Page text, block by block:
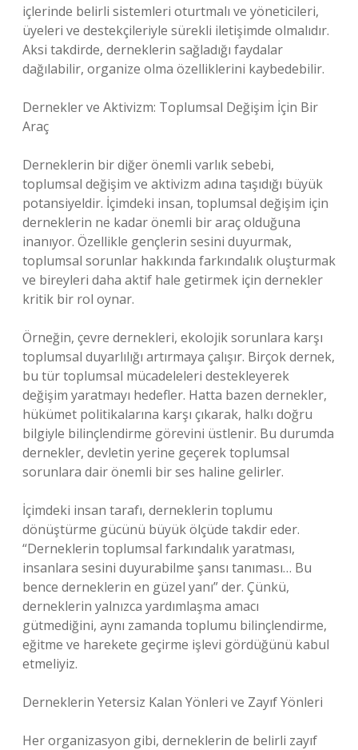
içlerinde belirli sistemleri oturtmalı ve yöneticileri,
üyeleri ve destekçileriyle sürekli iletişimde olmalıdır.
Aksi takdirde, derneklerin sağladığı faydalar
dağılabilir, organize olma özelliklerini kaybedebilir.
Dernekler ve Aktivizm: Toplumsal Değişim İçin Bir
Araç
Derneklerin bir diğer önemli varlık sebebi,
toplumsal değişim ve aktivizm adına taşıdığı büyük
potansiyeldir. İçimdeki insan, toplumsal değişim için
derneklerin ne kadar önemli bir araç olduğuna
inanıyor. Özellikle gençlerin sesini duyurmak,
toplumsal sorunlar hakkında farkındalık oluşturmak
ve bireyleri daha aktif hale getirmek için dernekler
kritik bir rol oynar.
Örneğin, çevre dernekleri, ekolojik sorunlara karşı
toplumsal duyarlılığı artırmaya çalışır. Birçok dernek,
bu tür toplumsal mücadeleleri destekleyerek
değişim yaratmayı hedefler. Hatta bazen dernekler,
hükümet politikalarına karşı çıkarak, halkı doğru
bilgiyle bilinçlendirme görevini üstlenir. Bu durumda
dernekler, devletin yerine geçerek toplumsal
sorunlara dair önemli bir ses haline gelirler.
İçimdeki insan tarafı, derneklerin toplumu
dönüştürme gücünü büyük ölçüde takdir eder.
“Derneklerin toplumsal farkındalık yaratması,
insanlara sesini duyurabilme şansı tanıması… Bu
bence derneklerin en güzel yanı” der. Çünkü,
derneklerin yalnızca yardımlaşma amacı
gütmediğini, aynı zamanda toplumu bilinçlendirme,
eğitme ve harekete geçirme işlevi gördüğünü kabul
etmeliyiz.
Derneklerin Yetersiz Kalan Yönleri ve Zayıf Yönleri
Her organizasyon gibi, derneklerin de belirli zayıf